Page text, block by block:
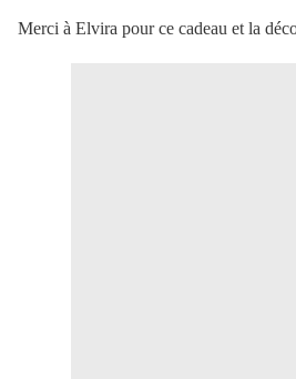
Merci à Elvira pour ce cadeau et la